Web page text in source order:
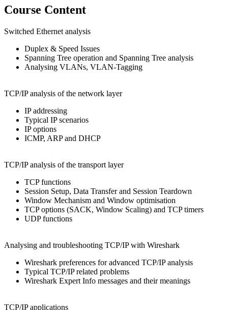
Course Content
Switched Ethernet analysis
Duplex & Speed Issues
Spanning Tree operation and Spanning Tree analysis
Analysing VLANs, VLAN-Tagging
TCP/IP analysis of the network layer
IP addressing
Typical IP scenarios
IP options
ICMP, ARP and DHCP
TCP/IP analysis of the transport layer
TCP functions
Session Setup, Data Transfer and Session Teardown
Window Mechanism and Window optimisation
TCP options (SACK, Window Scaling) and TCP timers
UDP functions
Analysing and troubleshooting TCP/IP with Wireshark
Wireshark preferences for advanced TCP/IP analysis
Typical TCP/IP related problems
Wireshark Expert Info messages and their meanings
TCP/IP applications